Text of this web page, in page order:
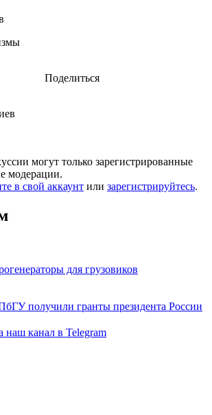
Поделиться
могут только зарегистрированные
модерации.
в свой аккаунт или зарегистрируйтесь.
для грузовиков
получили гранты президента России
наш канал в Telegram